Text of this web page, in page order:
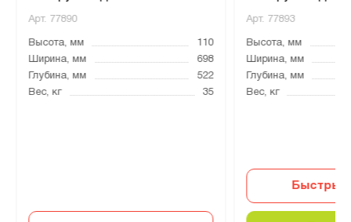
Арт. 77890
Высота, мм
110
Ширина, мм
698
Глубина, мм
522
Вес, кг
35
Арт. 77893
Высота, мм
Ширина, мм
Глубина, мм
Вес, кг
Быстрый